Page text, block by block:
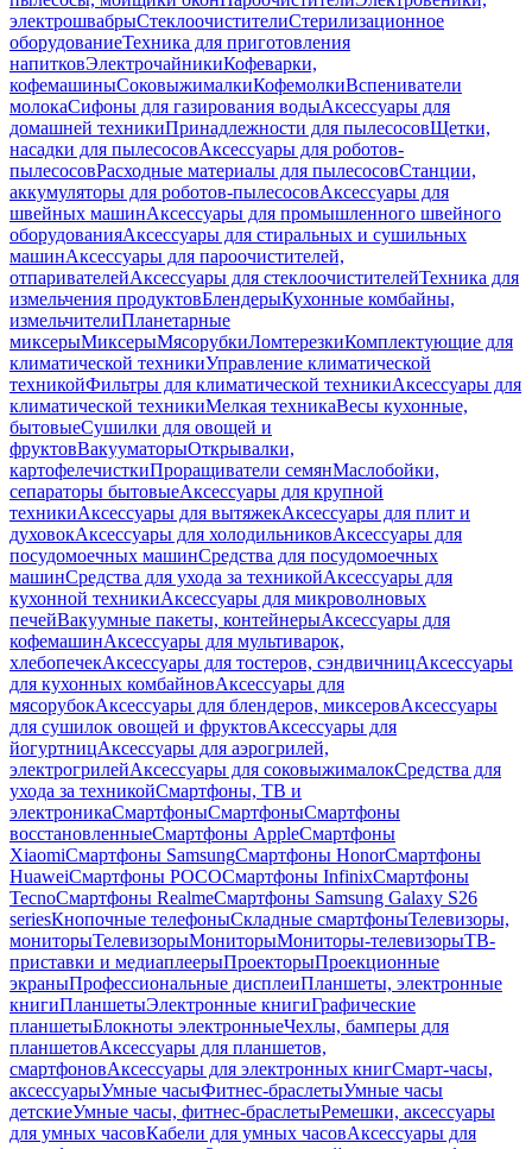
электрошвабрыСтеклоочистителиСтерилизационное
оборудованиеТехника для приготовления
напитковЭлектрочайникиКофеварки,
кофемашиныСоковыжималкиКофемолкиВспениватели
молокаСифоны для газирования водыАксессуары для
домашней техникиПринадлежности для пылесосовЩетки,
насадки для пылесосовАксессуары для роботов-
пылесосовРасходные материалы для пылесосовСтанции,
аккумуляторы для роботов-пылесосовАксессуары для
швейных машинАксессуары для промышленного швейного
оборудованияАксессуары для стиральных и сушильных
машинАксессуары для пароочистителей,
отпаривателейАксессуары для стеклоочистителейТехника для
измельчения продуктовБлендерыКухонные комбайны,
измельчителиПланетарные
миксерыМиксерыМясорубкиЛомтерезкиКомплектующие для
климатической техникиУправление климатической
техникойФильтры для климатической техникиАксессуары для
климатической техникиМелкая техникаВесы кухонные,
бытовыеСушилки для овощей и
фруктовВакууматорыОткрывалки,
картофелечисткиПроращиватели семянМаслобойки,
сепараторы бытовыеАксессуары для крупной
техникиАксессуары для вытяжекАксессуары для плит и
духовокАксессуары для холодильниковАксессуары для
посудомоечных машинСредства для посудомоечных
машинСредства для ухода за техникойАксессуары для
кухонной техникиАксессуары для микроволновых
печейВакуумные пакеты, контейнерыАксессуары для
кофемашинАксессуары для мультиварок,
хлебопечекАксессуары для тостеров, сэндвичницАксессуары
для кухонных комбайновАксессуары для
мясорубокАксессуары для блендеров, миксеровАксессуары
для сушилок овощей и фруктовАксессуары для
йогуртницАксессуары для аэрогрилей,
электрогрилейАксессуары для соковыжималокСредства для
ухода за техникойСмартфоны, ТВ и
электроникаСмартфоныСмартфоныСмартфоны
восстановленныеСмартфоны AppleСмартфоны
XiaomiСмартфоны SamsungСмартфоны HonorСмартфоны
HuaweiСмартфоны POCOСмартфоны InfinixСмартфоны
TecnoСмартфоны RealmeСмартфоны Samsung Galaxy S26
seriesКнопочные телефоныСкладные смартфоныТелевизоры,
мониторыТелевизорыМониторыМониторы-телевизорыТВ-
приставки и медиаплеерыПроекторыПроекционные
экраныПрофессиональные дисплеиПланшеты, электронные
книгиПланшетыЭлектронные книгиГрафические
планшетыБлокноты электронныеЧехлы, бамперы для
планшетовАксессуары для планшетов,
смартфоновАксессуары для электронных книгСмарт-часы,
аксессуарыУмные часыФитнес-браслетыУмные часы
детскиеУмные часы, фитнес-браслетыРемешки, аксессуары
для умных часовКабели для умных часовАксессуары для